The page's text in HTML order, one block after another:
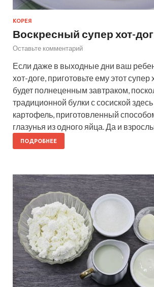
КОРЕЯ
Воскресный супер хот-дог
Оставьте комментарий
Если даже в выходные дни ваш
хот-доге, приготовьте ему этот супер
будет полнеценным завтраком,
традиционной булки с сосиской
картофель, приготовленный
глазунья из одного яйца. Да и
ПОДРОБНЕЕ